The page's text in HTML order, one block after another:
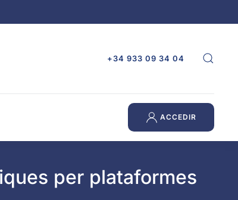
+34 933 09 34 04
ACCEDIR
per plataformes